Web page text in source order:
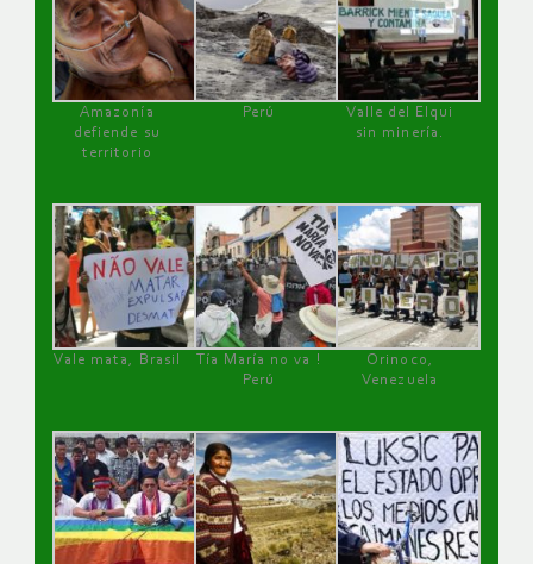
Amazonía
defiende su
territorio
Perú
Valle del Elqui
sin minería.
Vale mata, Brasil
Tía María no va !
Perú
Orinoco,
Venezuela